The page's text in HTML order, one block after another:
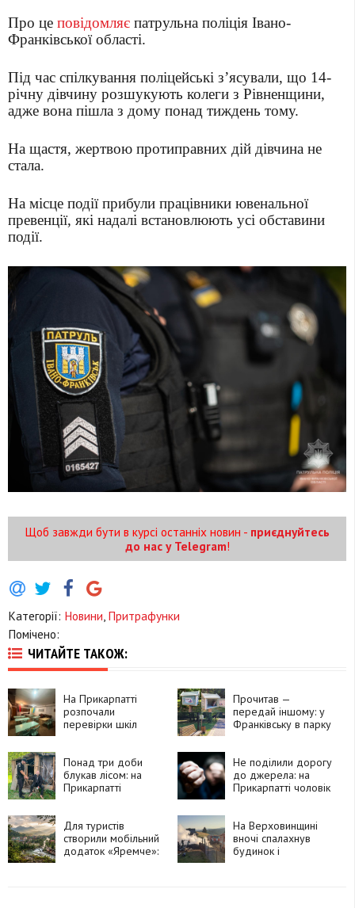
Про це повідомляє патрульна поліція Івано-
Франківської області.
Під час спілкування поліцейські з’ясували, що 14-
річну дівчину розшукують колеги з Рівненщини,
адже вона пішла з дому понад тиждень тому.
На щастя, жертвою протиправних дій дівчина не
стала.
На місце події прибули працівники ювенальної
превенції, які надалі встановлюють усі обставини
події.
Щоб завжди бути в курсі останніх новин - приєднуйтесь
до нас у Telegram!
Категорії: Новини Притрафунки
Помічено:
ЧИТАЙТЕ ТАКОЖ:
На Прикарпатті
розпочали
перевірки шкіл
Прочитав —
передай іншому: у
Франківську в парку
книгообмін
Понад три доби
блукав лісом: на
Прикарпатті
дорогою по воду
Не поділили дорогу
до джерела: на
Прикарпатті чоловік
Для туристів
створили мобільний
додаток «Яремче»:
На Верховинщині
вночі спалахнув
будинок і